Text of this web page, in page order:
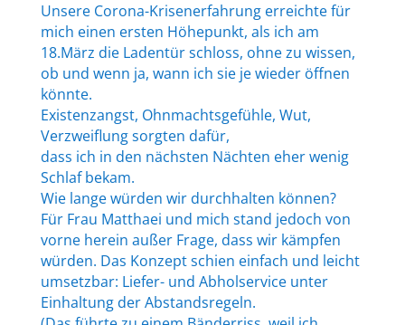
Unsere Corona-Krisenerfahrung erreichte für
mich einen ersten Höhepunkt, als ich am
18.März die Ladentür schloss, ohne zu wissen,
ob und wenn ja, wann ich sie je wieder öffnen
könnte.
Existenzangst, Ohnmachtsgefühle, Wut,
Verzweiflung sorgten dafür,
dass ich in den nächsten Nächten eher wenig
Schlaf bekam.
Wie lange würden wir durchhalten können?
Für Frau Matthaei und mich stand jedoch von
vorne herein außer Frage, dass wir kämpfen
würden. Das Konzept schien einfach und leicht
umsetzbar: Liefer- und Abholservice unter
Einhaltung der Abstandsregeln.